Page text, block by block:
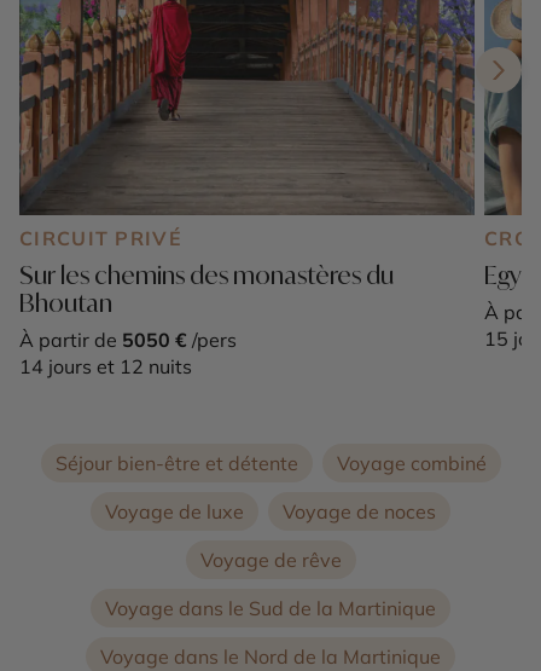
CIRCUIT PRIVÉ
Sur les chemins des monastères du
Bhoutan
À partir de 5050 € /pers
14 jours et 12 nuits
À
15
Séjour bien-être et détente
Voyage combiné
Voyage de luxe
Voyage de noces
Voyage de rêve
Voyage dans le Sud de la Martinique
Voyage dans le Nord de la Martinique